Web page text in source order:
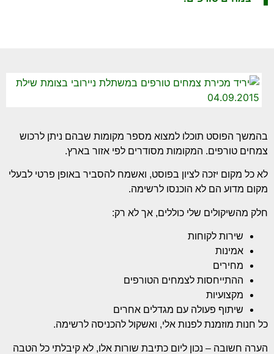
בהמשך הפוסט תוכלו למצוא מספר מקומות שבהם ניתן לרכוש
צמחים טורפים. המקומות מסודרים לפי אזור בארץ.
לא כל מקום יזכה לציון בפוסט, ואשמח להסביר באופן פרטי לבעלי
מקום מדוע הם לא הוכנסו לרשימה.
חלק מהשיקולים שלי כוללים, אך לא רק:
שירות לקוחות
אמינות
מחירים
ההתייחסות לצמחים הטורפים
מקצועיות
שיתוף פעולה עם מגדלים אחרים
כל חנות מוזמנת לפנות אלי, ואשקול להכניסה לרשימה.
הערה חשובה – נכון ליום כתיבת שורות אלו, לא קיבלתי כל הטבה